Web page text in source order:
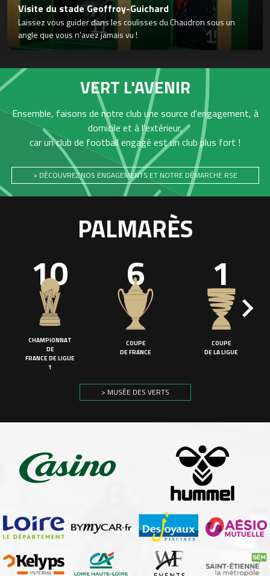
Visite du stade Geoffroy-Guichard
Laissez vous guider dans les coulisses du Chaudron sous un
angle que vous n’avez jamais vu !
VERT L'AVENIR
Ensemble, faisons de notre club une source d'engagement, à
domicile et à l'extérieur,
car un club de football engagé est un club plus fort !
> DÉCOUVREZ NOS ENGAGEMENTS ET NOTRE DÉMARCHE RSE
PALMARÈS
10
CHAMPIONNAT
DE
FRANCE DE LIGUE
1
6
COUPE
DE FRANCE
1
COUPE
DE LA LIGUE
> MUSÉE DES VERTS